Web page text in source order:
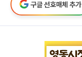
구글 선호매체 추가